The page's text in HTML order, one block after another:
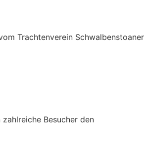
Trachtenverein
Besucher den